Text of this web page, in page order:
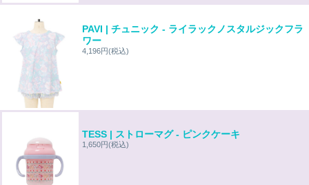
PAVI | チュニック - ライラックノスタルジックフラ
ワー
4,196円(税込)
TESS | ストローマグ - ピンクケーキ
1,650円(税込)